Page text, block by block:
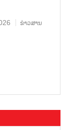
ຂ່າວສານ